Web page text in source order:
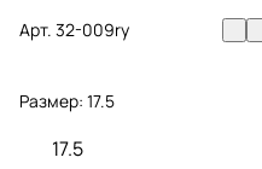
Арт. 32-009ry
Размер: 17.5
17.5